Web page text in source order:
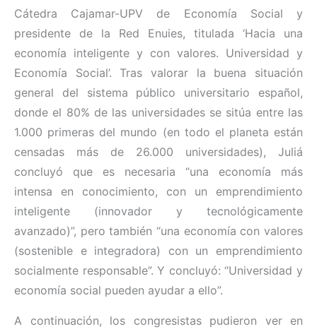
Cátedra Cajamar-UPV de Economía Social y
presidente de la Red Enuies, titulada ‘Hacia una
economía inteligente y con valores. Universidad y
Economía Social’. Tras valorar la buena situación
general del sistema público universitario español,
donde el 80% de las universidades se sitúa entre las
1.000 primeras del mundo (en todo el planeta están
censadas más de 26.000 universidades), Juliá
concluyó que es necesaria “una economía más
intensa en conocimiento, con un emprendimiento
inteligente (innovador y tecnológicamente
avanzado)”, pero también “una economía con valores
(sostenible e integradora) con un emprendimiento
socialmente responsable”. Y concluyó: “Universidad y
economía social pueden ayudar a ello”.
A continuación, los congresistas pudieron ver en